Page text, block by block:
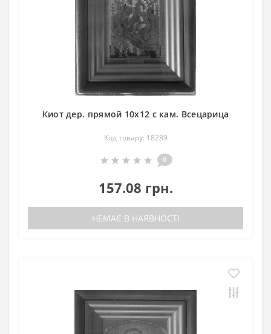
Киот дер. прямой 10х12 с кам. Всецарица
Код товару: 18289
0
157.08 грн.
НЕМАЄ В НАЯВНОСТІ